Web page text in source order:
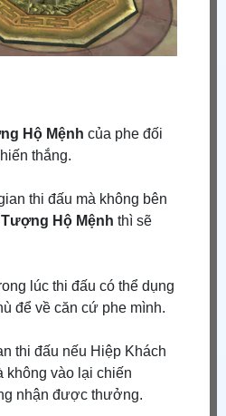
Hộ Mệnh của phe đối
thắng.
thi đấu mà không bên
Tượng Hộ Mệnh thì sẽ
lúc thi đấu có thể dụng
để về căn cứ phe mình.
thi đấu nếu Hiệp Khách
không vào lại chiến
nhận được thưởng.